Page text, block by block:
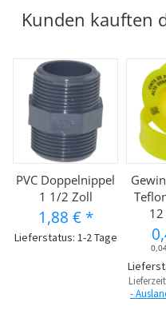
Kunden kauften
PVC Doppelnippel
1 1/2 Zoll
1,88 € *
Lieferstatus: 1-2 Tage
-